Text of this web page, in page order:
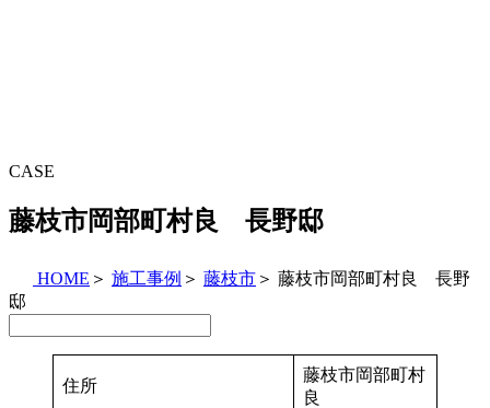
CASE
藤枝市岡部町村良 長野邸
HOME ＞ 施工事例 ＞ 藤枝市 ＞ 藤枝市岡部町村良 長野
邸
住所
藤枝市岡部町村
良